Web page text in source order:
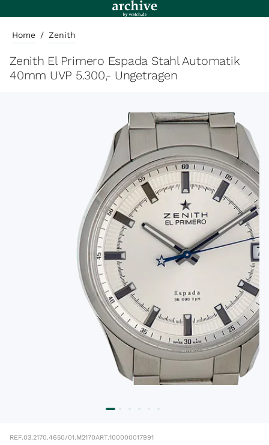
Home / Zenith
Zenith El Primero Espada Stahl Automatik
40mm UVP 5.300,- Ungetragen
REF.03.2170.4650/01.M2170ART.100000017991